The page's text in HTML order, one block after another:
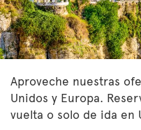
Aproveche nuestras
Unidos y Europa.
vuelta o solo de ida en